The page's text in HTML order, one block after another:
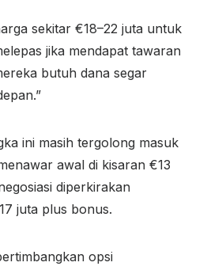
sekitar €18–22 juta untuk
jika mendapat tawaran
butuh dana segar
ini masih tergolong masuk
awal di kisaran €13
diperkirakan
juta plus bonus.
opsi